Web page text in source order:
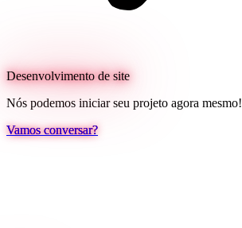
Desenvolvimento de site
Nós podemos iniciar seu projeto agora mesmo!
Vamos conversar?